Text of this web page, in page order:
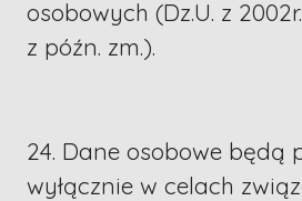
osobowych (Dz.U. z
z późn. zm.).
24. Dane osobowe będą
wyłącznie w celach